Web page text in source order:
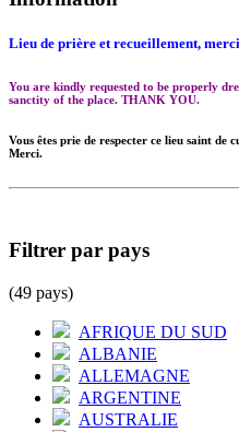
Lieu de prière et recueillement,
You are kindly requested to be properly
sanctity of the place. THANK YOU.
Vous êtes prie de respecter ce lieu saint de
Merci.
Filtrer par pays
(49 pays)
AFRIQUE DU SUD
ALBANIE
ALLEMAGNE
ARGENTINE
AUSTRALIE